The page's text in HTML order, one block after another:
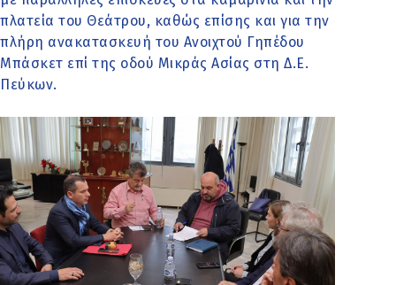
πλατεία του Θεάτρου, καθώς επίσης και για την
πλήρη ανακατασκευή του Ανοιχτού Γηπέδου
Μπάσκετ επί της οδού Μικράς Ασίας στη Δ.Ε.
Πεύκων.